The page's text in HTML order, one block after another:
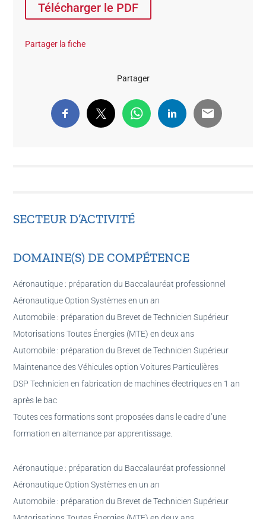
Télécharger le PDF
Partager la fiche
Partager
SECTEUR D’ACTIVITÉ
DOMAINE(S) DE COMPÉTENCE
Aéronautique : préparation du Baccalauréat professionnel
Aéronautique Option Systèmes en un an
Automobile : préparation du Brevet de Technicien Supérieur
Motorisations Toutes Énergies (MTE) en deux ans
Automobile : préparation du Brevet de Technicien Supérieur
Maintenance des Véhicules option Voitures Particulières
DSP Technicien en fabrication de machines électriques en 1 an
après le bac
Toutes ces formations sont proposées dans le cadre d’une
formation en alternance par apprentissage.
Aéronautique : préparation du Baccalauréat professionnel
Aéronautique Option Systèmes en un an
Automobile : préparation du Brevet de Technicien Supérieur